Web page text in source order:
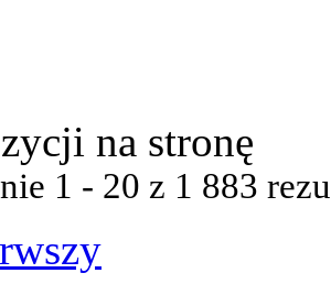
na stronę
1 - 20 z 1 883